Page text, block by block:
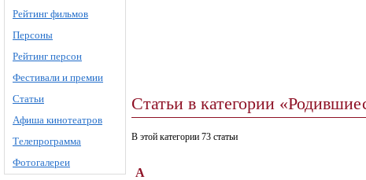
Рейтинг фильмов
Персоны
Рейтинг персон
Фестивали и премии
Статьи
Афиша кинотеатров
Телепрограмма
Фотогалереи
Статьи в категории
В этой категории 73 статьи
А